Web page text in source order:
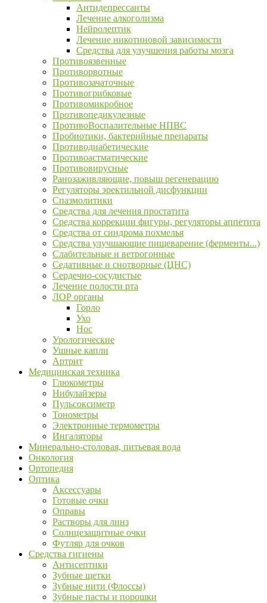
Антидепрессанты
Лечение алкоголизма
Нейролептик
Лечение никотиновой зависимости
Средства для улучшения работы мозга
Противоязвенные
Противорвотные
Противозачаточные
Противогрибковые
Противомикробное
Противопедикулезные
ПротивоВоспалительные НПВС
Пробиотики, бактерийные препараты
Противодиабетические
Противоастматические
Противовирусные
Ранозаживляющие, повыш регенерацию
Регуляторы эректильной дисфункции
Спазмолитики
Средства для лечения простатита
Средства коррекции фигуры, регуляторы аппетита
Средства от синдрома похмелья
Средства улучшающие пищеварение (ферменты...)
Слабительные и ветрогонные
Седативные и снотворные (ЦНС)
Сердечно-сосудистые
Лечение полости рта
ЛОР органы
Горло
Ухо
Нос
Урологические
Ушные капли
Артрит
Медицинская техника
Глюкометры
Нибулайзеры
Пульсоксиметр
Тонометры
Электронные термометры
Ингаляторы
Минерально-столовая, питьевая вода
Онкология
Ортопедия
Оптика
Аксессуары
Готовые очки
Оправы
Растворы для линз
Солнцезащитные очки
Футляр для очков
Средства гигиены
Антисептики
Зубные щетки
Зубные нити (Флоссы)
Зубные пасты и порошки